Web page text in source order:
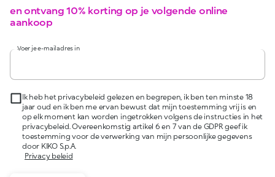
en ontvang 10% korting op je volgende online
aankoop
Voer je e-mailadres in
Ik heb het privacybeleid gelezen en begrepen, ik ben ten minste 18
jaar oud en ik ben me ervan bewust dat mijn toestemming vrij is en
op elk moment kan worden ingetrokken volgens de instructies in het
privacybeleid. Overeenkomstig artikel 6 en 7 van de GDPR geef ik
toestemming voor de verwerking van mijn persoonlijke gegevens
door KIKO S.p.A.
Privacy beleid